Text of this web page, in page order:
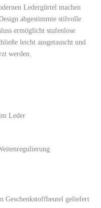
Ledergürtel machen
abgestimmte stilvolle
ermöglicht stufenlose
leicht ausgetauscht und
werden.
Leder
geliefert